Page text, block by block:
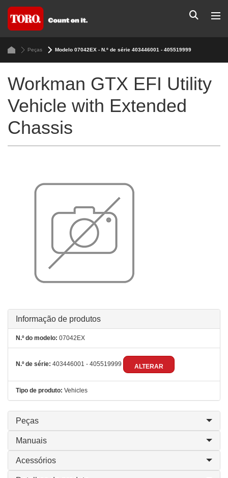
Peças Modelo 07042EX - N.º de série 403446001 - 405519999
Workman GTX EFI Utility
Vehicle with Extended
Chassis
Informação de produtos
N.º do modelo: 07042EX
N.º de série: 403446001 - 405519999 ALTERAR
Tipo de produto: Vehicles
Peças
Manuais
Acessórios